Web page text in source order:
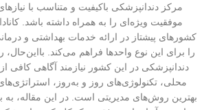
مرکز دندانپزشکی باکیفیت و متناسب با
موفقیت ویژه‌ای را به همراه داشته باشد.
کشورهای پیشتاز در ارائه خدمات بهداشتی و
را برای این نوع واحدها فراهم می‌کند. بااین‌حال،
دندانپزشکی در این کشور نیازمند آگاهی کافی
محلی، تکنولوژی‌های روز و به‌روز، استراتژی‌های
بهترین روش‌های مدیریتی است. در این مقاله،